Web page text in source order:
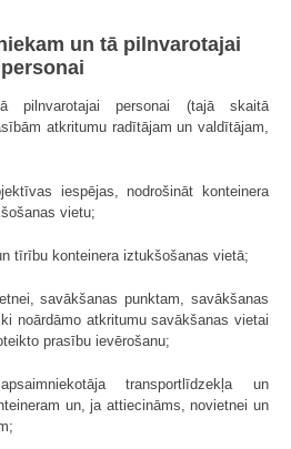
un tā pilnvarotajai
personai
pilnvarotajai personai (tajā skaitā
atkritumu radītājam un valdītājam,
iespējas, nodrošināt konteinera
vietu;
tīrību konteinera iztukšošanas vietā;
savākšanas punktam, savākšanas
noārdāmo atkritumu savākšanas vietai
prasību ievērošanu;
transportlīdzekļa un
un, ja attiecināms, novietnei un